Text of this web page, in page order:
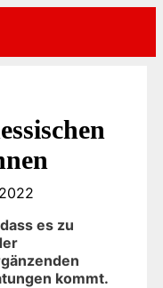
es zu
kommt.